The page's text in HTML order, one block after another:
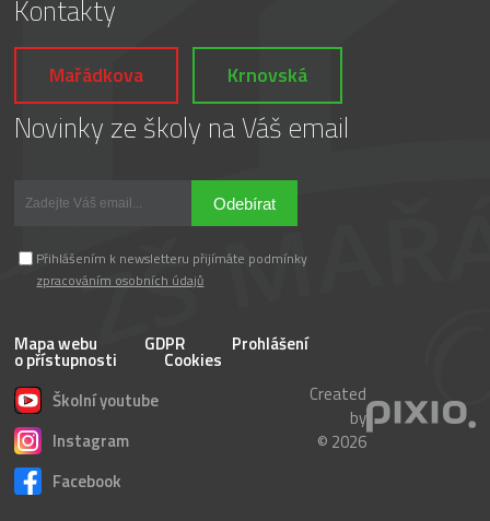
Kontakty
Mařádkova Krnovská
Novinky ze školy na Váš email
Odebírat
Přihlášením k newsletteru přijímáte podmínky
zpracováním osobních údajů
Mapa webu GDPR Prohlášení
o přístupnosti
Cookies
Školní youtube
Instagram
Facebook
Created
by
© 2026